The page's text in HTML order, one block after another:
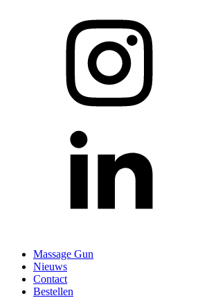
Massage Gun
Nieuws
Contact
Bestellen